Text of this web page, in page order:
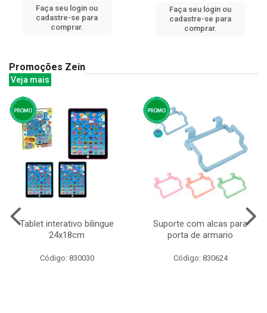
Faça seu login ou
cadastre-se para
comprar.
Faça seu login ou
cadastre-se para
comprar.
Promoções Zein
Veja mais
Tablet interativo bilingue
24x18cm
Código: 830030
Suporte com alcas para
porta de armario
Código: 830624